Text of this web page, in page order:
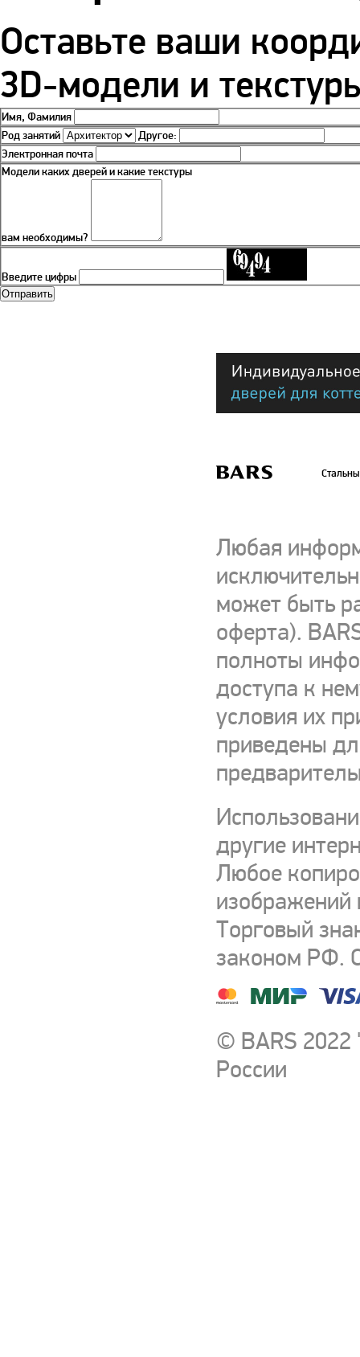
Оставьте ваши
3D-модели и
Имя, Фамилия
Род занятий
Другое:
Электронная почта
Модели каких дверей и какие текстуры
вам необходимы?
Введите цифры
Любая
может быть
оферта).
полноты
доступа к
условия их
приведены
другие
Любое
изображений
Торговый
законом РФ.
© BARS
России